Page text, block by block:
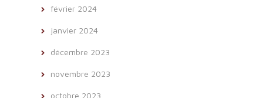
février 2024
janvier 2024
décembre 2023
novembre 2023
octobre 2023